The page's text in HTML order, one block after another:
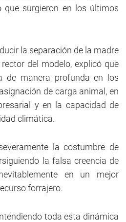
que surgieron en los últimos
la separación de la madre
del modelo, explicó que
de manera profunda en los
de carga animal, en
y en la capacidad de
climática.
la costumbre de
la falsa creencia de
en un mejor
forrajero.
toda esta dinámica